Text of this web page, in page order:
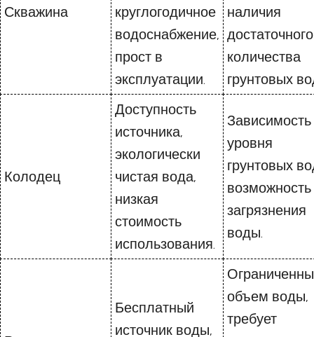
Скважина
круглогодичное
водоснабжение,
прост в
эксплуатации.
наличия
достаточного
количества
грунтовых
Колодец
Доступность
источника,
экологически
чистая вода,
низкая
стоимость
использования.
Зависимость
уровня
грунтовых
возможность
загрязнения
воды.
Бесплатный
источник воды,
объем воды,
требует